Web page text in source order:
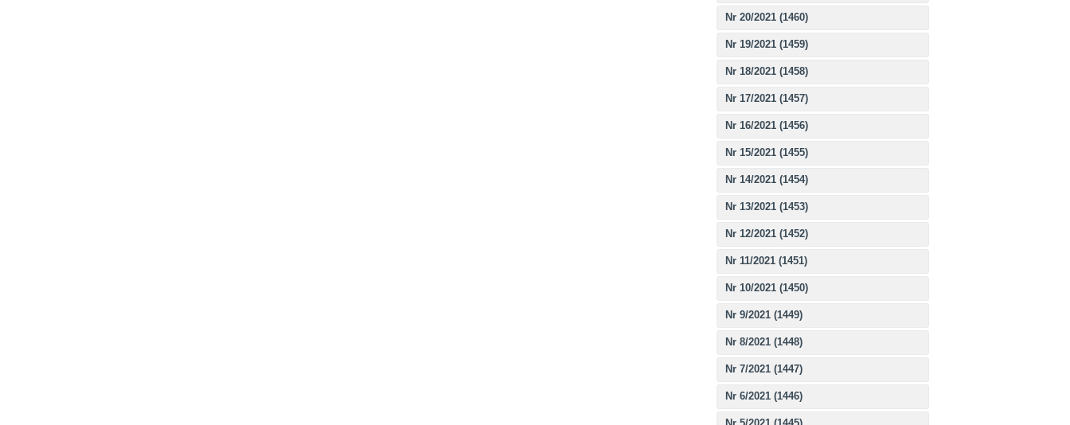
Nr 20/2021 (1460)
Nr 19/2021 (1459)
Nr 18/2021 (1458)
Nr 17/2021 (1457)
Nr 16/2021 (1456)
Nr 15/2021 (1455)
Nr 14/2021 (1454)
Nr 13/2021 (1453)
Nr 12/2021 (1452)
Nr 11/2021 (1451)
Nr 10/2021 (1450)
Nr 9/2021 (1449)
Nr 8/2021 (1448)
Nr 7/2021 (1447)
Nr 6/2021 (1446)